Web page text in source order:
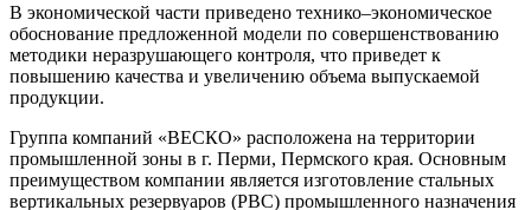
В экономической части приведено технико–экономическое
обоснование предложенной модели по совершенствованию
методики неразрушающего контроля, что приведет к
повышению качества и увеличению объема выпускаемой
продукции.
Группа компаний «ВЕСКО» расположена на территории
промышленной зоны в г. Перми, Пермского края. Основным
преимуществом компании является изготовление стальных
вертикальных резервуаров (РВС) промышленного назначения